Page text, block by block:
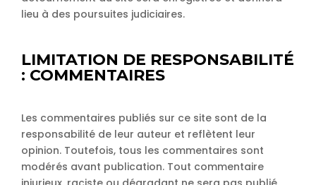
lieu à des poursuites judiciaires.
LIMITATION DE RESPONSABILITÉ
: COMMENTAIRES
Les commentaires publiés sur ce site sont de la
responsabilité de leur auteur et reflètent leur
opinion. Toutefois, tous les commentaires sont
modérés avant publication. Tout commentaire